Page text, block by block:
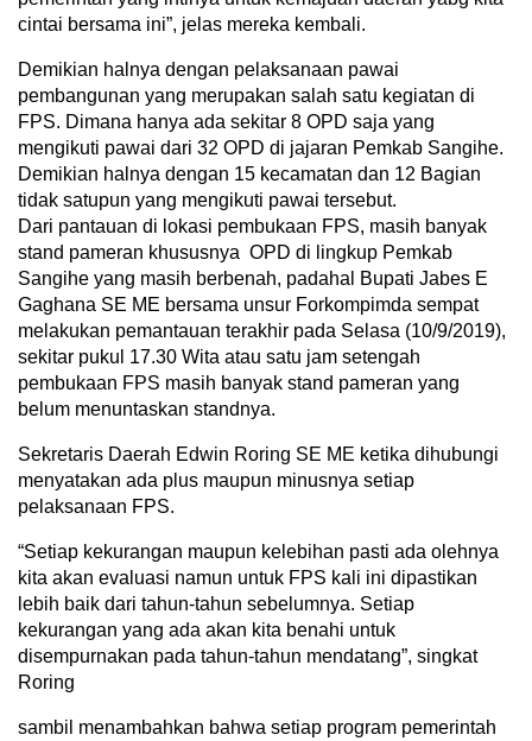
cintai bersama ini”, jelas mereka kembali.
Demikian halnya dengan pelaksanaan pawai
pembangunan yang merupakan salah satu kegiatan di
FPS. Dimana hanya ada sekitar 8 OPD saja yang
mengikuti pawai dari 32 OPD di jajaran Pemkab Sangihe.
Demikian halnya dengan 15 kecamatan dan 12 Bagian
tidak satupun yang mengikuti pawai tersebut.
Dari pantauan di lokasi pembukaan FPS, masih banyak
stand pameran khususnya OPD di lingkup Pemkab
Sangihe yang masih berbenah, padahal Bupati Jabes E
Gaghana SE ME bersama unsur Forkompimda sempat
melakukan pemantauan terakhir pada Selasa (10/9/2019),
sekitar pukul 17.30 Wita atau satu jam setengah
pembukaan FPS masih banyak stand pameran yang
belum menuntaskan standnya.
Sekretaris Daerah Edwin Roring SE ME ketika dihubungi
menyatakan ada plus maupun minusnya setiap
pelaksanaan FPS.
“Setiap kekurangan maupun kelebihan pasti ada olehnya
kita akan evaluasi namun untuk FPS kali ini dipastikan
lebih baik dari tahun-tahun sebelumnya. Setiap
kekurangan yang ada akan kita benahi untuk
disempurnakan pada tahun-tahun mendatang”, singkat
Roring
sambil menambahkan bahwa setiap program pemerintah